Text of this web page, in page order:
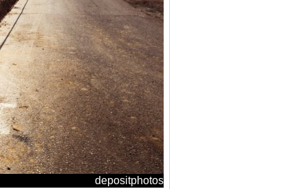
depositphotos